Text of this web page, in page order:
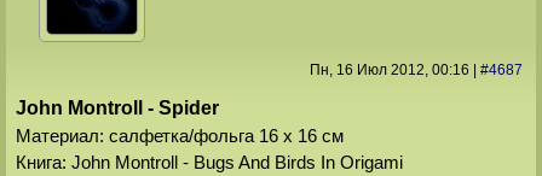
Пн, 16 Июл 2012 , 00:16 | #4687
John Montroll - Spider
Материал: салфетка/фольга 16 х 16 см
Книга: John Montroll - Bugs And Birds In Origami